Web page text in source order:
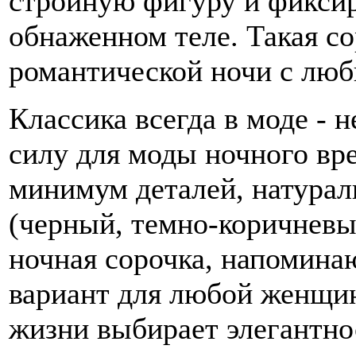
обнаженном теле. Такая
романтической ночи с
Классика всегда в моде
силу для моды ночного
минимум деталей,
(черный, темно-
ночная сорочка,
вариант для любой
жизни выбирает